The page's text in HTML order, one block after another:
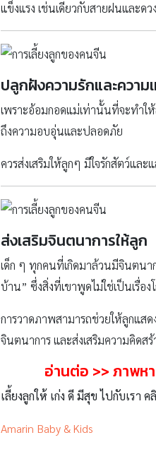
แข็งแรง เช่นเดียวกับสายฝนและด
ปลูกฝังความรักและความ
เพราะอ้อมกอดแม่เท่านั้นที่จะทำใ
ถึงความอบอุ่นและปลอดภัย
ควรส่งเสริมให้ลูกๆ มีใจรักสัตว์แล
ส่งเสริมจินตนาการให้ลูก
เด็ก ๆ ทุกคนที่เกิดมาล้วนมีจินตนา
บ้าน” ซึ่งสิ่งที่เขาพูดไม่ใช่เป็นเรื่
การวาดภาพสามารถช่วยให้ลูกแสด
จินตนาการ และส่งเสริมความคิดสร้
อ่านต่อ >>ภาพห
เลี้ยงลูกให้ เก่ง ดี มีสุข ไปกับเรา
Amarin Baby & Kids